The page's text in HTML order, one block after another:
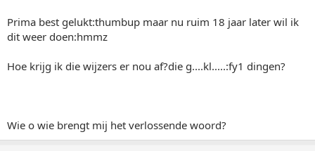
Prima best gelukt:thumbup maar nu ruim 18 jaar later wil ik
dit weer doen:hmmz
Hoe krijg ik die wijzers er nou af?die g....kl.....:fy1 dingen?
Wie o wie brengt mij het verlossende woord?